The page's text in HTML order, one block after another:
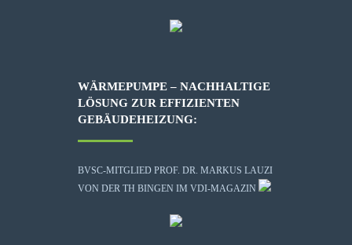
WÄRMEPUMPE – NACHHALTIGE
LÖSUNG ZUR EFFIZIENTEN
GEBÄUDEHEIZUNG:
BVSC-MITGLIED PROF. DR. MARKUS LAUZI
VON DER TH BINGEN IM VDI-MAGAZIN